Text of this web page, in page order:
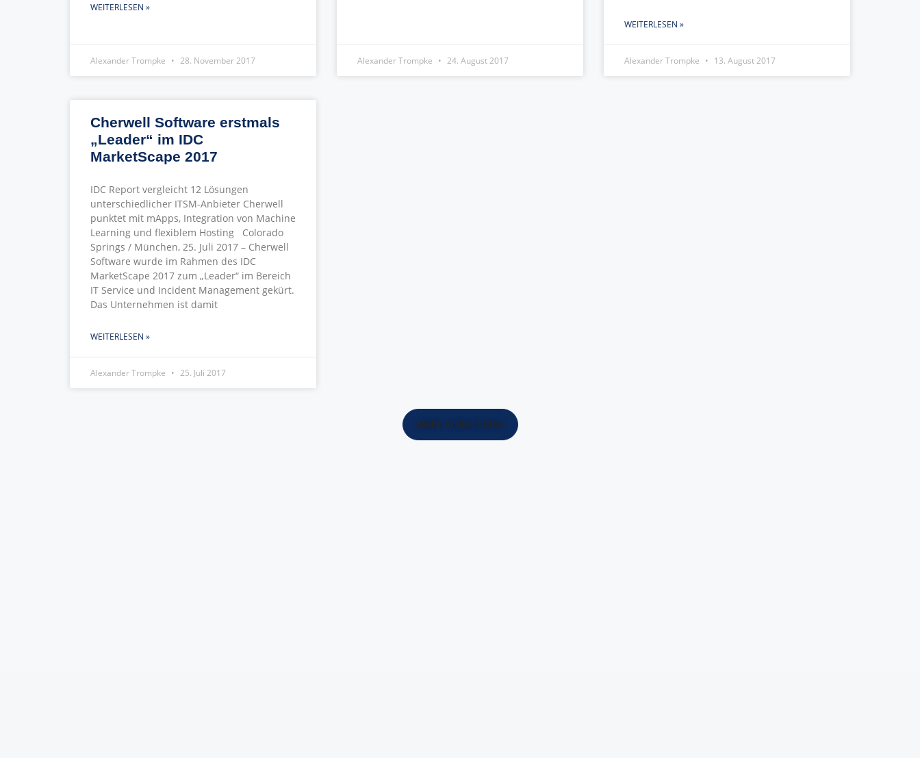
WEITERLESEN »
Alexander Trompke 28. November 2017 Alexander Trompke 24. August 2017
WEITERLESEN »
Alexander Trompke 13. August 2017
Cherwell Software erstmals
„Leader“ im IDC
MarketScape 2017
IDC Report vergleicht 12 Lösungen
unterschiedlicher ITSM-Anbieter Cherwell
punktet mit mApps, Integration von Machine
Learning und flexiblem Hosting Colorado
Springs / München, 25. Juli 2017 – Cherwell
Software wurde im Rahmen des IDC
MarketScape 2017 zum „Leader“ im Bereich
IT Service und Incident Management gekürt.
Das Unternehmen ist damit
WEITERLESEN »
Alexander Trompke 25. Juli 2017
Mehr Artikel laden